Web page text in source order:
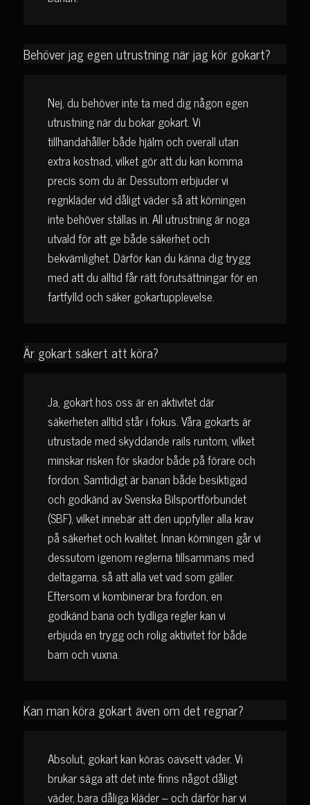
Behöver jag egen utrustning när jag kör gokart?
Nej, du behöver inte ta med dig någon egen
utrustning när du bokar gokart. Vi
tillhandahåller både hjälm och overall utan
extra kostnad, vilket gör att du kan komma
precis som du är. Dessutom erbjuder vi
regnkläder vid dåligt väder så att körningen
inte behöver ställas in. All utrustning är noga
utvald för att ge både säkerhet och
bekvämlighet. Därför kan du känna dig trygg
med att du alltid får rätt förutsättningar för en
fartfylld och säker gokartupplevelse.
Är gokart säkert att köra?
Ja, gokart hos oss är en aktivitet där
säkerheten alltid står i fokus. Våra gokarts är
utrustade med skyddande rails runtom, vilket
minskar risken för skador både på förare och
fordon. Samtidigt är banan både besiktigad
och godkänd av Svenska Bilsportförbundet
(SBF), vilket innebär att den uppfyller alla krav
på säkerhet och kvalitet. Innan körningen går vi
dessutom igenom reglerna tillsammans med
deltagarna, så att alla vet vad som gäller.
Eftersom vi kombinerar bra fordon, en
godkänd bana och tydliga regler kan vi
erbjuda en trygg och rolig aktivitet för både
barn och vuxna.
Kan man köra gokart även om det regnar?
Absolut, gokart kan köras oavsett väder. Vi
brukar säga att det inte finns något dåligt
väder, bara dåliga kläder – och därför har vi